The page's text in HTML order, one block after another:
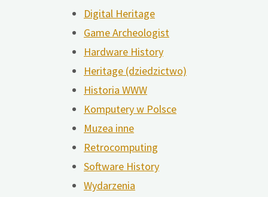
Digital Heritage
Game Archeologist
Hardware History
Heritage (dziedzictwo)
Historia WWW
Komputery w Polsce
Muzea inne
Retrocomputing
Software History
Wydarzenia